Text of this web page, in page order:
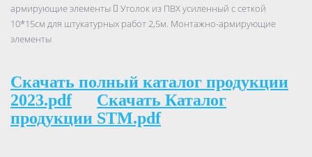
армирующие элементы
Уголок из ПВХ усиленный с сеткой
10*15см для штукатурных работ 2,5м. Монтажно-армирующие
элементы
Скачать полный каталог продукции
2023.pdf
Скачать Каталог
продукции STM.pdf